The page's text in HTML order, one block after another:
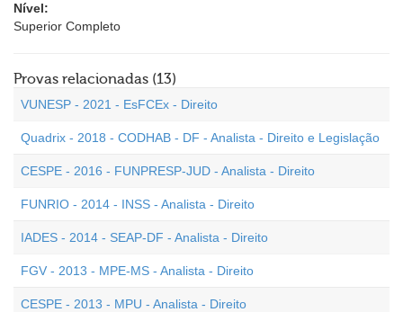
Nível:
Superior Completo
Provas relacionadas (13)
VUNESP - 2021 - EsFCEx - Direito
Quadrix - 2018 - CODHAB - DF - Analista - Direito e Legislação
CESPE - 2016 - FUNPRESP-JUD - Analista - Direito
FUNRIO - 2014 - INSS - Analista - Direito
IADES - 2014 - SEAP-DF - Analista - Direito
FGV - 2013 - MPE-MS - Analista - Direito
CESPE - 2013 - MPU - Analista - Direito